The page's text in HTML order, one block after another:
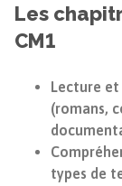
Les
CM1
Lecture
(romans,
types de